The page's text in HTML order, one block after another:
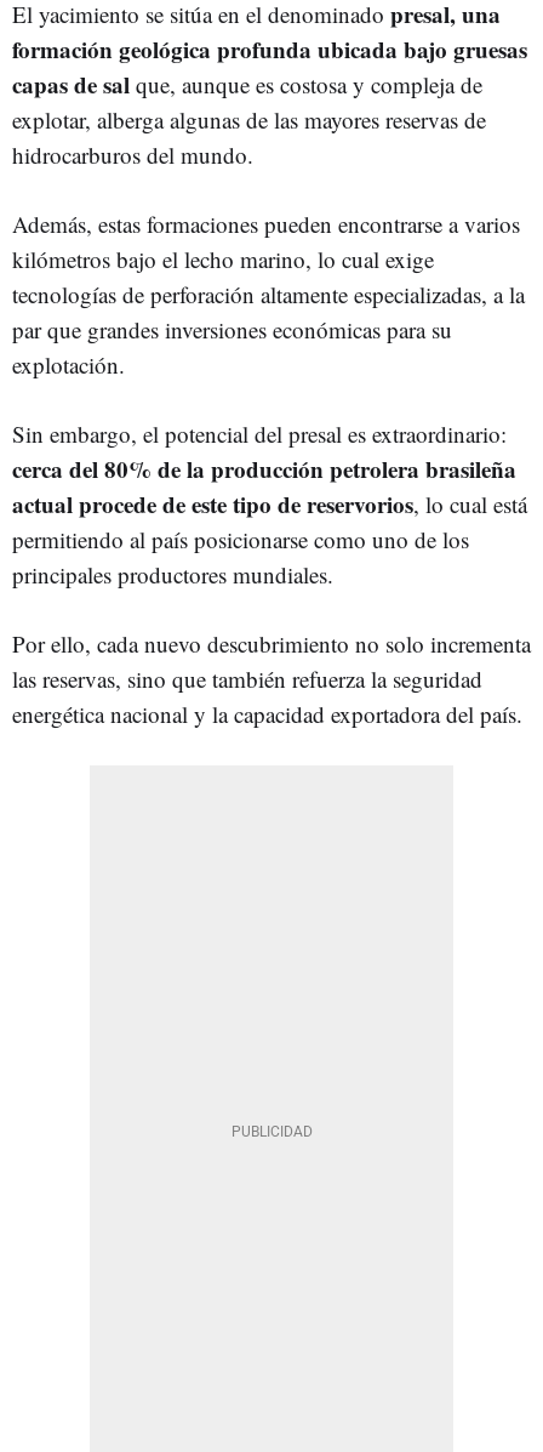
El yacimiento se sitúa en el denominado presal, una
formación geológica profunda ubicada bajo gruesas
capas de sal que, aunque es costosa y compleja de
explotar, alberga algunas de las mayores reservas de
hidrocarburos del mundo.
Además, estas formaciones pueden encontrarse a varios
kilómetros bajo el lecho marino, lo cual exige
tecnologías de perforación altamente especializadas, a la
par que grandes inversiones económicas para su
explotación.
Sin embargo, el potencial del presal es extraordinario:
cerca del 80% de la producción petrolera brasileña
actual procede de este tipo de reservorios, lo cual está
permitiendo al país posicionarse como uno de los
principales productores mundiales.
Por ello, cada nuevo descubrimiento no solo incrementa
las reservas, sino que también refuerza la seguridad
energética nacional y la capacidad exportadora del país.